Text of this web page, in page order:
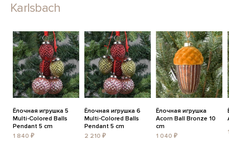
Karlsbach
Ёлочная игрушка 5
Multi-Colored Balls
Pendant 5 cm
1 840 ₽
Ёлочная игрушка 6
Multi-Colored Balls
Pendant 5 cm
2 210 ₽
Ёлочная игрушка
Acorn Ball Bronze 10
cm
1 040 ₽